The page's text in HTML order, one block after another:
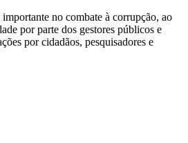
no combate à corrupção, ao
por parte dos gestores públicos e
por cidadãos, pesquisadores e